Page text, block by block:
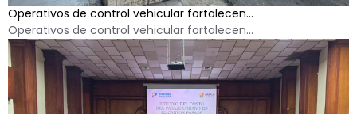
Operativos de control vehicular fortalecen...
Operativos de control vehicular fortalecen...